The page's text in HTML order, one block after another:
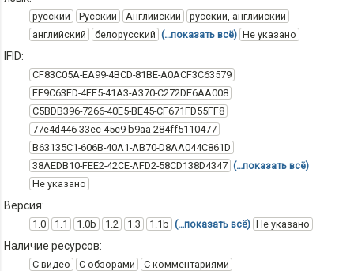
русский Русский Английский
русский, английский
английский
белорусский (…показать всё) Не указано
IFID:
CF83C05A-EA99-4BCD-81BE-A0ACF3C63579
FF9C63FD-4FE5-41A3-A370-C272DE6AA008
C5BDB396-7266-40E5-BE45-CF671FD55FF8
77e4d446-33ec-45c9-b9aa-284ff5110477
B63135C1-606B-40A1-AB70-D8AA044C861D
38AEDB10-FEE2-42CE-AFD2-58CD138D4347 (…показать всё)
Не указано
Версия:
1.0 1.1 1.0b 1.2 1.3 1.1b (…показать всё) Не указано
Наличие ресурсов:
С видео С обзорами
С комментариями